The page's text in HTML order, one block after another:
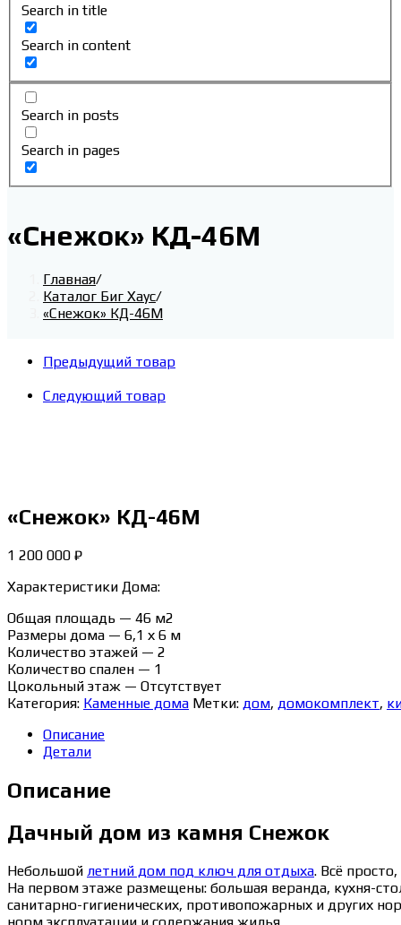
Search in title
Search in content
Search in posts
Search in pages
«Снежок» КД-46М
Главная/
Каталог Биг Хаус/
«Снежок» КД-46М
Предыдущий товар
Следующий товар
«Снежок» КД-46М
1 200 000 ₽
Характеристики Дома:
Общая площадь — 46 м2
Размеры дома — 6,1 х 6 м
Количество этажей — 2
Количество спален — 1
Цокольный этаж — Отсутствует
Категория: Каменные дома Метки: дом, домокомплект,
Описание
Детали
Описание
Дачный дом из камня Снежок
Небольшой летний дом под ключ для отдыха. Всё
На первом этаже размещены: большая веранда, кухня-
санитарно-гигиенических, противопожарных и других
норм эксплуатации и содержания жилья.